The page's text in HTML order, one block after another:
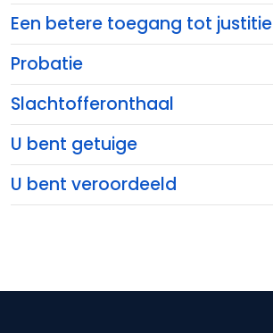
Een betere toegang tot justitie
Probatie
Slachtofferonthaal
U bent getuige
U bent veroordeeld